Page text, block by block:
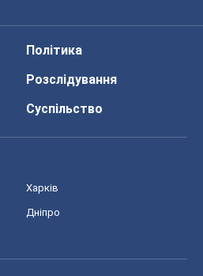
Політика
Розслідування
Суспільство
Харків
Дніпро